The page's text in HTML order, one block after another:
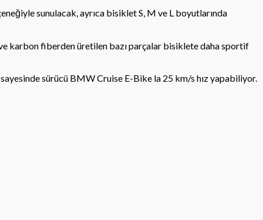
sunulacak, ayrıca bisiklet S, M ve L boyutlarında
karbon fiberden üretilen bazı parçalar bisiklete daha sportif
sürücü BMW Cruise E-Bike la 25 km/s hız yapabiliyor.